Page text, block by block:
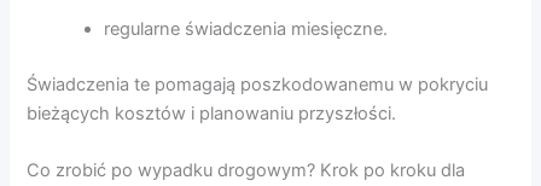
regularne świadczenia miesięczne.
Świadczenia te pomagają poszkodowanemu w pokryciu
bieżących kosztów i planowaniu przyszłości.
Co zrobić po wypadku drogowym? Krok po kroku dla